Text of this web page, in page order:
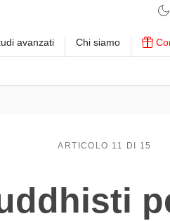
avanzati Chi siamo
ARTICOLO 11 DI 15